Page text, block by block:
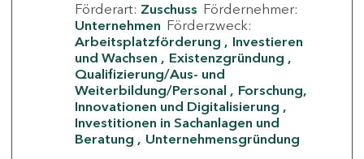
Förderart: Zuschuss Fördernehmer:
Unternehmen Förderzweck:
Arbeitsplatzförderung
Investieren
und Wachsen
Existenzgründung
Qualifizierung/Aus- und
Weiterbildung/Personal
Forschung,
Innovationen und Digitalisierung
Investitionen in Sachanlagen und
Beratung
Unternehmensgründung